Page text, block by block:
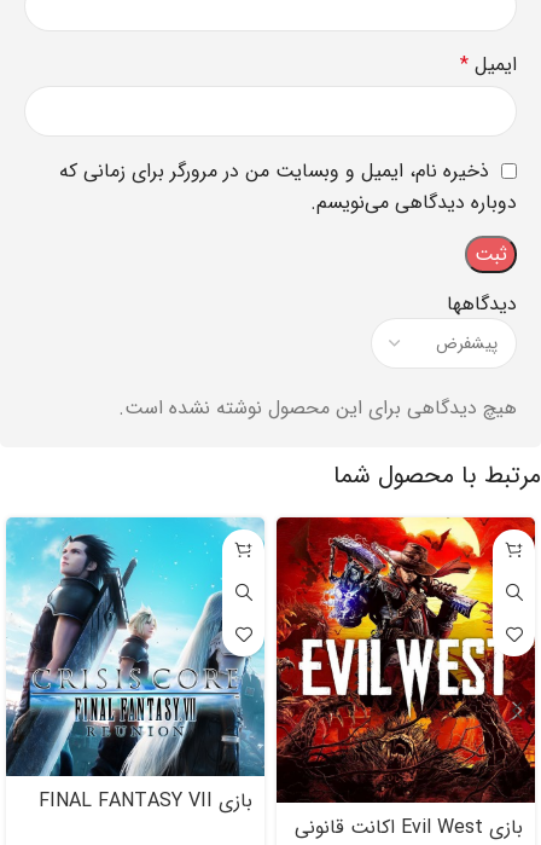
دیدگاهها
هیچ دیدگاهی برای این محصول نوشته نشده است.
ایمیل *
ذخیره نام، ایمیل و وبسایت من در مرورگر برای زمانی که
دوباره دیدگاهی می‌نویسم.
مرتبط با محصول شما
بازی Evil West اکانت قانونی
بازی FINAL FANTASY VII